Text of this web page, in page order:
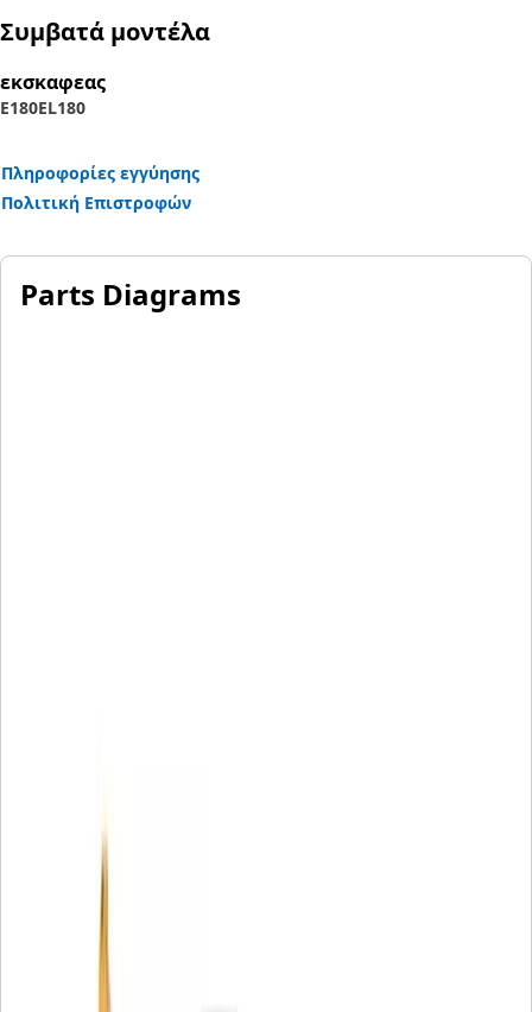
Συμβατά μοντέλα
εκσκαφεας
E180EL180
Πληροφορίες εγγύησης
Πολιτική Επιστροφών
Parts Diagrams